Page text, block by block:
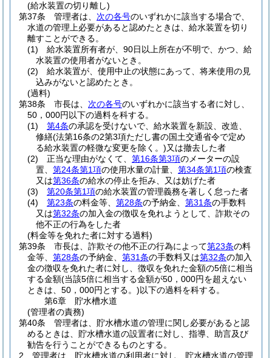
(給水装置の切り離し)
第37条
管理者は、 次の各号のいずれかに該当する場合で、
水道の管理上必要があると認めたときは、給水装置を切り
離すことができる。
(1)
給水装置所有者が、90日以上所在が不明で、かつ、給
水装置の使用者がないとき。
(2)
給水装置が、使用中止の状態にあって、将来使用の見
込みがないと認めたとき。
(過料)
第38条
市長は、 次の各号のいずれかに該当する者に対し、
50，000円以下の過料を科する。
(1)
第4条の承認を受けないで、給水装置を新設、改造、
修繕(法第16条の2第3項ただし書の国土交通省令で定め
る給水装置の軽微な変更を除く。)又は撤去した者
(2)
正当な理由がなくて、 第16条第3項のメーターの設
置、 第24条第1項の使用水量の計量、 第34条第1項の検査
又は第36条の給水の停止を拒み、又は妨げた者
(3)
第20条第1項の給水装置の管理義務を著しく怠った者
(4)
第23条の料金等、 第28条の予納金、 第31条の手数料
又は第32条の加入金の徴収を免れようとして、詐欺その
他不正の行為をした者
(料金等を免れた者に対する過料)
第39条
市長は、詐欺その他不正の行為によって第23条の料
金等、 第28条の予納金、 第31条の手数料又は第32条の加入
金の徴収を免れた者に対し、徴収を免れた金額の5倍に相当
する金額(当該5倍に相当する金額が50，000円を超えない
ときは、50，000円とする。)以下の過料を科する。
第6章
貯水槽水道
(管理者の責務)
第40条
管理者は、貯水槽水道の管理に関し必要があると認
めるときは、貯水槽水道の設置者に対し、指導、助言及び
勧告を行うことができるものとする。
2
管理者は、貯水槽水道の利用者に対し、貯水槽水道の管理